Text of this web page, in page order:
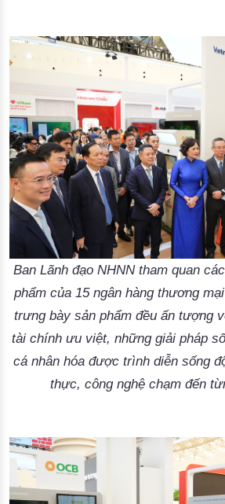
Ban Lãnh đạo NHNN tham quan
phẩm của 15 ngân hàng thương
trưng bày sản phẩm đều ấn tượng
tài chính ưu việt, những giải pháp
cá nhân hóa được trình diễn sống
thực, công nghệ chạm đến